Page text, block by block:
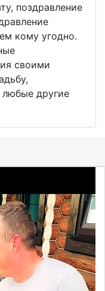
поздравление
кому угодно.
своими
другие